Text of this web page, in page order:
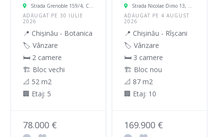
Strada Grenoble 159/4, Chișinău, Moldova
ADĂUGAT PE 30 IULIE
2026
📍 Chișinău - Botanica
🏷️ Vânzare
🛏 2 camere
🏗️ Bloc vechi
📐 52 m2
🏢 Etaj: 5
78.000 €
Strada Nicolae Dimo 13, Chișinău, Moldova
ADĂUGAT PE 4 AUGUST
2026
📍 Chișinău - Rîșcani
🏷️ Vânzare
🛏 3 camere
🏗️ Bloc nou
📐 87 m2
🏢 Etaj: 10
169.900 €